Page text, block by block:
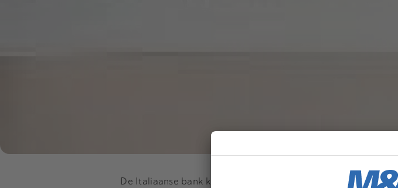
De Italiaanse bank koestert al langer plannen voor een